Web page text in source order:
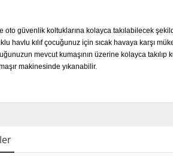
oto güvenlik koltuklarına kolayca takılabilecek
havlu kılıf çocuğunuz için sıcak havaya karşı
mevcut kumaşının üzerine kolayca takılıp
makinesinde yıkanabilir.